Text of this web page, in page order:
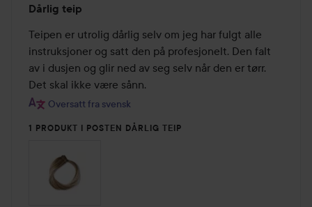
1
av
5
Dårlig teip
Teipen er utrolig dårlig selv om jeg har fulgt alle
instruksjoner og satt den på profesjonelt. Den falt
av i dusjen og glir ned av seg selv når den er tørr.
Det skal ikke være sånn.
Oversatt fra svensk
1 PRODUKT I POSTEN DÅRLIG TEIP